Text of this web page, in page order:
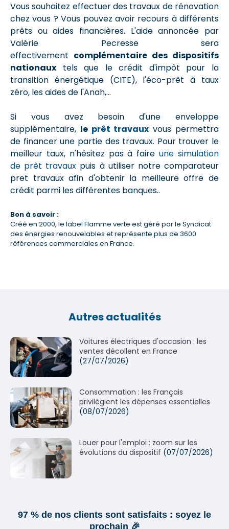
Vous souhaitez effectuer des travaux de rénovation
chez vous ? Vous pouvez avoir recours à différents
prêts ou aides financières. L'aide annoncée par
Valérie Pecresse sera
effectivement complémentaire des dispositifs
nationaux tels que le crédit d'impôt pour la
transition énergétique (CITE), l'éco-prêt à taux
zéro, les aides de l'Anah,...
Si vous avez besoin d'une enveloppe
supplémentaire, le prêt travaux vous permettra
de financer une partie des travaux. Pour trouver le
meilleur taux, n'hésitez pas à faireune simulation
de prêt travaux puis à utiliser notre comparateur
pret travaux afin d'obtenir la meilleure offre de
crédit parmi les différentes banques..
Bon à savoir :
Créé en 2000, le label Flamme verte est géré par le Syndicat
des énergies renouvelables et représente plus de 3600
références commerciales en France.
Autres actualités
Voitures électriques d'occasion : les
ventes décollent en France
(27/07/2026)
Consommation : les Français
privilégient les dépenses essentielles
(08/07/2026)
Louer pour l'emploi : zoom sur les
évolutions du dispositif (07/07/2026)